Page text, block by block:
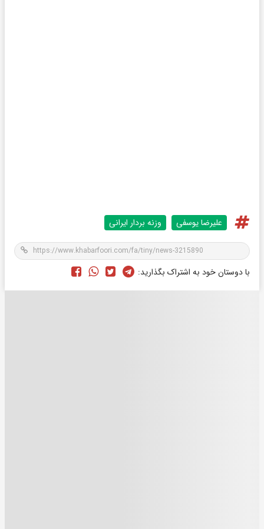
علیرضا یوسفی وزنه بردار ایرانی
با دوستان خود به اشتراک بگذارید: